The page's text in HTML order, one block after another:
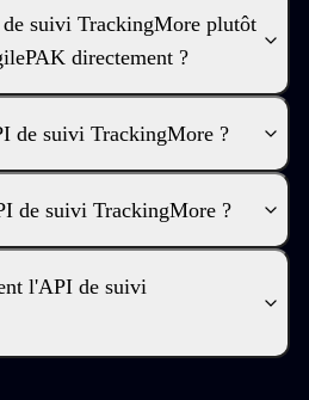
suivi TrackingMore plutôt
directement ?
de suivi TrackingMore ?
de suivi TrackingMore ?
l'API de suivi